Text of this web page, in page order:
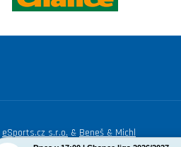
eSports.cz s.r.o. & Beneš & Michl